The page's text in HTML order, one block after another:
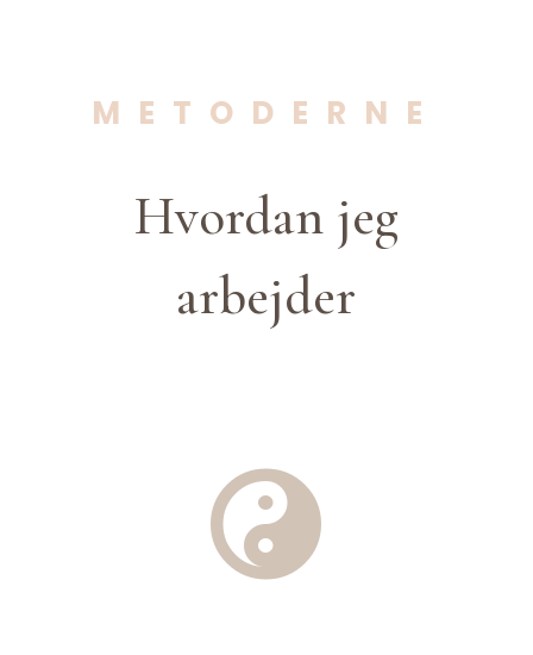
METODERNE
Hvordan jeg
arbejder
